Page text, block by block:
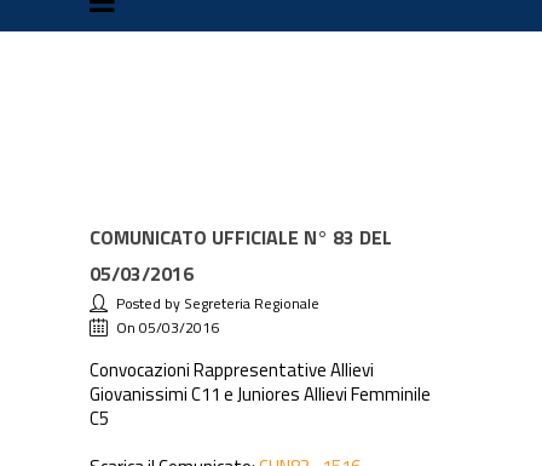
COMUNICATO UFFICIALE N° 83 DEL
05/03/2016
Posted by Segreteria Regionale
On 05/03/2016
Convocazioni Rappresentative Allievi
Giovanissimi C11 e Juniores Allievi Femminile
C5